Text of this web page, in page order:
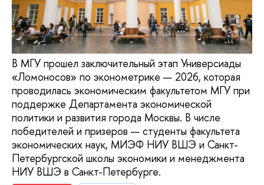
В МГУ прошел заключительный этап Универсиады
«Ломоносов» по эконометрике — 2026, которая
проводилась экономическим факультетом МГУ при
поддержке Департамента экономической
политики и развития города Москвы. В числе
победителей и призеров — студенты факультета
экономических наук, МИЭФ НИУ ВШЭ и Санкт-
Петербургской школы экономики и менеджмента
НИУ ВШЭ в Санкт-Петербурге.